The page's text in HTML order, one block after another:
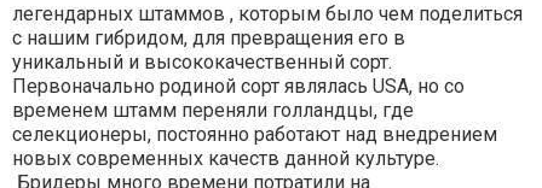
легендарных штаммов , которым было чем поделиться
с нашим гибридом, для превращения его в
уникальный и высококачественный сорт.
Первоначально родиной сорт являлась USA, но со
временем штамм переняли голландцы, где
селекционеры, постоянно работают над внедрением
новых современных качеств данной культуре.
Бридеры много времени потратили на